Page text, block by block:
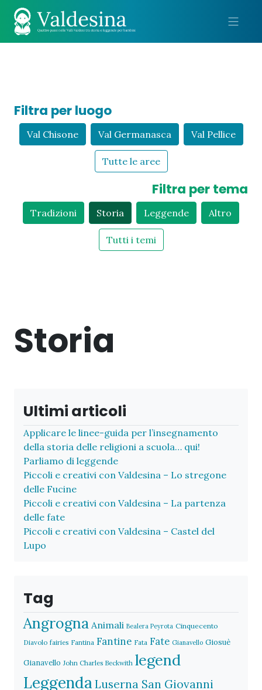
Filtra per luogo
Val Chisone Val Germanasca Val Pellice
Tutte le aree
Filtra per tema
Tradizioni Storia Leggende Altro
Tutti i temi
Storia
Ultimi articoli
Applicare le linee-guida per l’insegnamento
della storia delle religioni a scuola… qui!
Parliamo di leggende
Piccoli e creativi con Valdesina – Lo stregone
delle Fucine
Piccoli e creativi con Valdesina – La partenza
delle fate
Piccoli e creativi con Valdesina – Castel del
Lupo
Tag
Angrogna Animali Bealera Peyrota Cinquecento
Diavolo fairies Fantina Fantine Fata Fate Gianavello Giosuè
Gianavello John Charles Beckwith legend
Leggenda Luserna San Giovanni